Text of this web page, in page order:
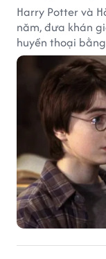
Harry Potter và
năm, đưa khán
huyền thoại